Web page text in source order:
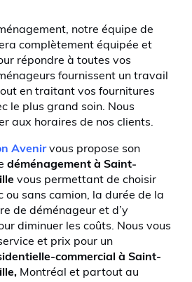
notre équipe de
complètement équipée et
répondre à toutes vos
fournissent un travail
en traitant vos fournitures
le plus grand soin. Nous
aux horaires de nos clients.
Avenirvous propose son
déménagement à Saint-
vous permettant de choisir
ou sans camion, la durée de la
de déménageur et d’y
diminuer les coûts. Nous vous
et prix pour un
commercial à Saint-
Montréal et partout au